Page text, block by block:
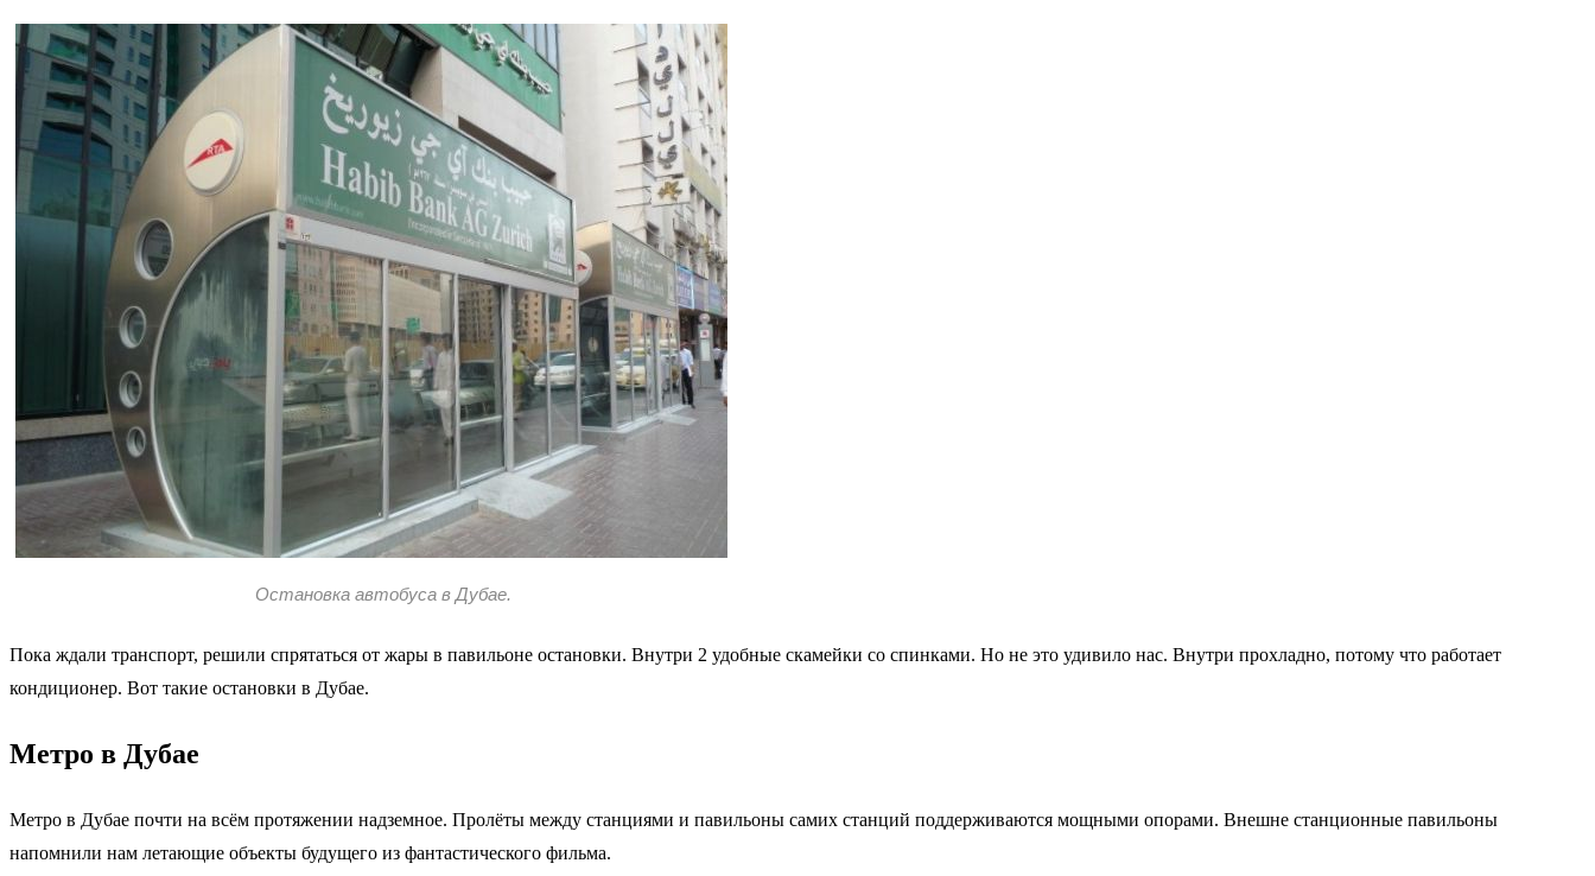
Остановка автобуса в Дубае.
Пока ждали транспорт, решили спрятаться от жары в павильоне остановки. Внутри 2 удобные скамейки со спинками. Но не это удивило нас. Внутри прохладно, потому что работает
кондиционер. Вот такие остановки в Дубае.
Метро в Дубае
Метро в Дубае почти на всём протяжении надземное. Пролёты между станциями и павильоны самих станций поддерживаются мощными опорами. Внешне станционные павильоны
напомнили нам летающие объекты будущего из фантастического фильма.